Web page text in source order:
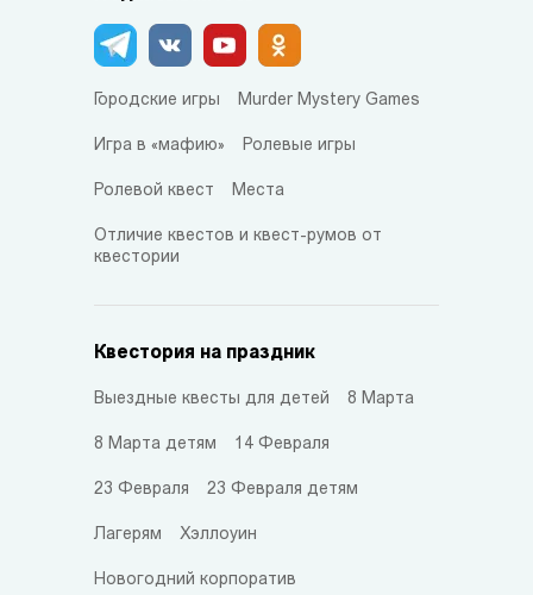
Городские игры Murder Mystery Games
Игра в «мафию» Ролевые игры
Ролевой квест Места
Отличие квестов и квест-румов от
квестории
Квестория на праздник
Выездные квесты для детей 8 Марта
8 Марта детям 14 Февраля
23 Февраля 23 Февраля детям
Лагерям Хэллоуин
Новогодний корпоратив